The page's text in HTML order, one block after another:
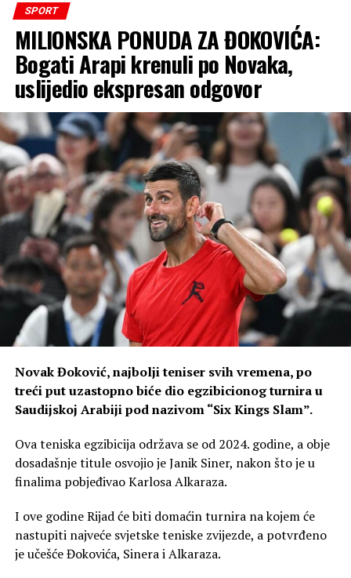
SPORT
MILIONSKA PONUDA ZA ĐOKOVIĆA:
Bogati Arapi krenuli po Novaka,
uslijedio ekspresan odgovor
Novak Đoković, najbolji teniser svih vremena, po
treći put uzastopno biće dio egzibicionog turnira u
Saudijskoj Arabiji pod nazivom “Six Kings Slam”.
Ova teniska egzibicija održava se od 2024. godine, a obje
dosadašnje titule osvojio je Janik Siner, nakon što je u
finalima pobjeđivao Karlosa Alkaraza.
I ove godine Rijad će biti domaćin turnira na kojem će
nastupiti najveće svjetske teniske zvijezde, a potvrđeno
je učešće Đokovića, Sinera i Alkaraza.